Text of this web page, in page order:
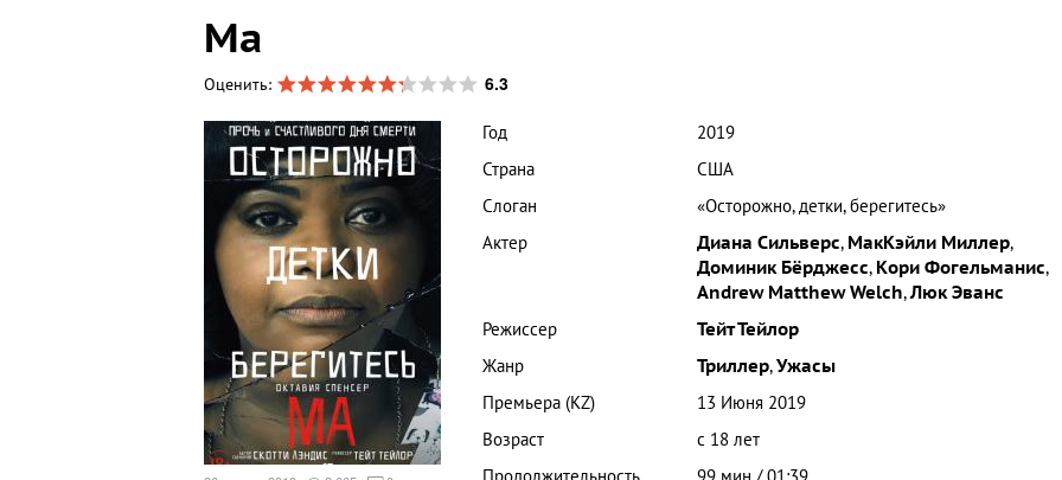
Ма
Оценить: 6.3
Год
2019
Страна
США
Слоган
«Осторожно, детки, берегитесь»
Актер
Диана Сильверс, МакКэйли Миллер,
Доминик Бёрджесс, Кори Фогельманис,
Andrew Matthew Welch,Люк Эванс
Режиссер
Тейт Тейлор
Жанр
Триллер,Ужасы
Премьера (KZ)
13 Июня 2019
Возраст
с 18 лет